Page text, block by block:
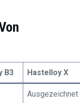
B3 Hastelloy X
Ausgezeichnet